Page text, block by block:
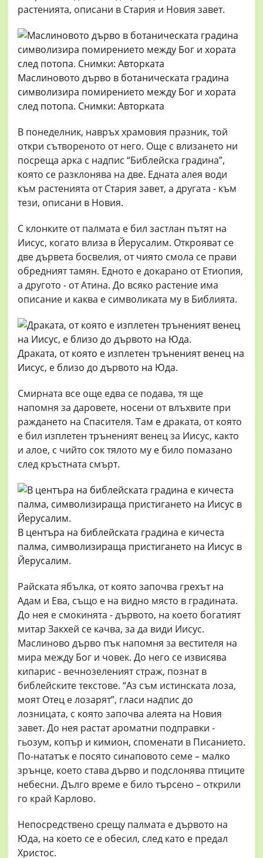
растенията, описани в Стария и Новия завет.
Маслиновото дърво в ботаническата градина
символизира помирението между Бог и хората
след потопа. Снимки: Авторката
В понеделник, навръх храмовия празник, той
откри сътвореното от него. Още с влизането ни
посреща арка с надпис “Библейска градина”,
която се разклонява на две. Едната алея води
към растенията от Стария завет, а другата - към
тези, описани в Новия.
С клонките от палмата е бил застлан пътят на
Иисус, когато влиза в Йерусалим. Открояват се
две дървета босвелия, от чиято смола се прави
обредният тамян. Едното е докарано от Етиопия,
а другото - от Атина. До всяко растение има
описание и каква е символиката му в Библията.
Драката, от която е изплетен тръненият венец на
Иисус, е близо до дървото на Юда.
Смирната все още едва се подава, тя ще
напомня за даровете, носени от влъхвите при
раждането на Спасителя. Там е драката, от която
е бил изплетен тръненият венец за Иисус, както
и алое, с чийто сок тялото му е било помазано
след кръстната смърт.
В центъра на библейската градина е кичеста
палма, символизираща пристигането на Иисус в
Йерусалим.
Райската ябълка, от която започва грехът на
Адам и Ева, също е на видно място в градината.
До нея е смокинята - дървото, на което богатият
митар Закхей се качва, за да види Иисус.
Маслиново дърво пък напомня за вестителя на
мира между Бог и човек. До него се извисява
кипарис - вечнозеленият страж, познат в
библейските текстове. “Аз съм истинската лоза,
моят Отец е лозарят”, гласи надпис до
лозницата, с която започва алеята на Новия
завет. До нея растат ароматни подправки -
гьозум, копър и кимион, споменати в Писанието.
По-нататък е посято синаповото семе – малко
зрънце, което става дърво и подслонява птиците
небесни. Дълго време е било търсено – открили
го край Карлово.
Непосредствено срещу палмата е дървото на
Юда, на което се е обесил, след като е предал
Христос.